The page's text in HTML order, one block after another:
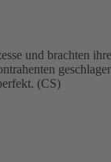
und brachten
(CS)